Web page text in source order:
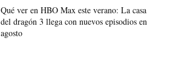
Qué ver en HBO Max este verano: La casa
del dragón 3 llega con nuevos episodios en
agosto